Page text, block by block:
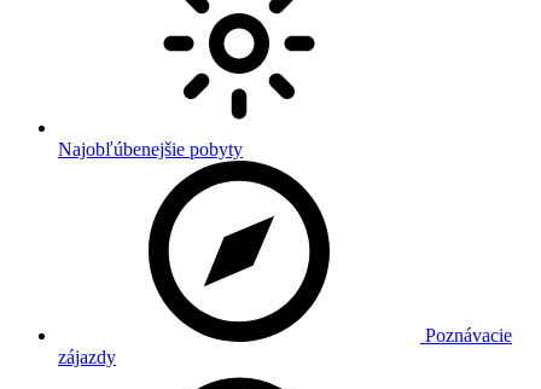
Najobľúbenejšie pobyty
Poznávacie
zájazdy